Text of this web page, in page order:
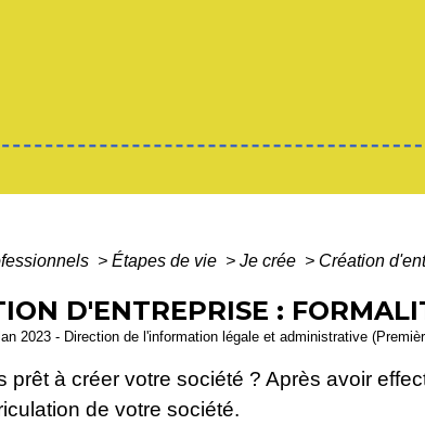
> Étapes de vie > Je crée > Création
D'ENTREPRISE :
2023 - Direction de l'information légale et administrative
prêt à créer votre société ? Après avoir
de votre société.